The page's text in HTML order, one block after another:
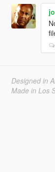
Designed in
Made in Los